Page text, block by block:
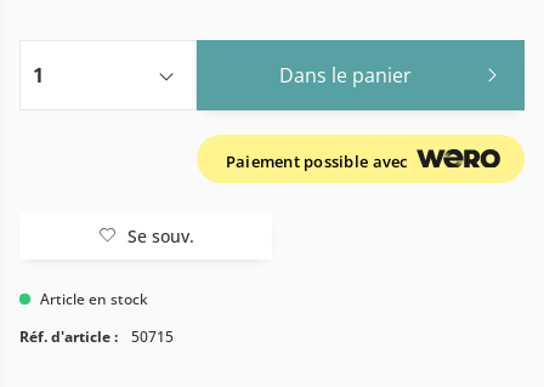
Dans le panier
Paiement possible avec
Se souv.
Article en stock
Réf. d'article :
50715